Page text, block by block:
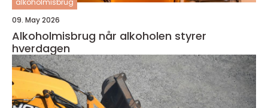
alkoholmisbrug
09. May 2026
Alkoholmisbrug når alkoholen styrer
hverdagen